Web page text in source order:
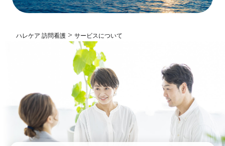
ハレケア 訪問看護 > サービスについて